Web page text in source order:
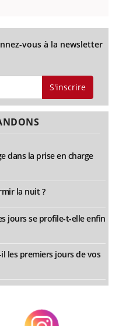
vous à la newsletter
S'inscrire
dans la prise en charge
la nuit ?
jours se profile-t-elle enfin
les premiers jours de vos